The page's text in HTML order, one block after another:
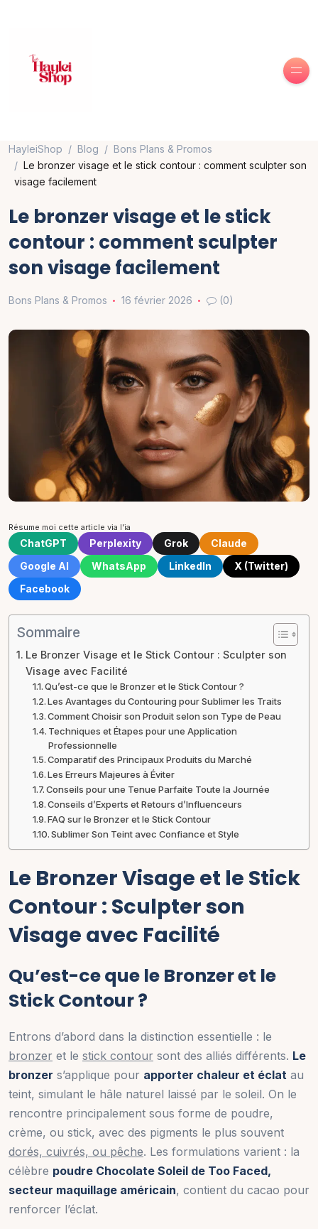
HayleiShop Blog
Bons Plans & Promos
Le bronzer visage et le stick contour : comment sculpter son
visage facilement
Le bronzer visage et le stick
contour : comment sculpter
son visage facilement
Bons Plans & Promos 16 février 2026 (0)
Résume moi cette article via l'ia
ChatGPT Perplexity Grok
Claude
Google AI
WhatsApp LinkedIn
X (Twitter)
Facebook
Sommaire
Le Bronzer Visage et le Stick Contour : Sculpter son
Visage avec Facilité
Qu’est-ce que le Bronzer et le Stick Contour ?
Les Avantages du Contouring pour Sublimer les Traits
Comment Choisir son Produit selon son Type de Peau
Techniques et Étapes pour une Application
Professionnelle
Comparatif des Principaux Produits du Marché
Les Erreurs Majeures à Éviter
Conseils pour une Tenue Parfaite Toute la Journée
Conseils d’Experts et Retours d’Influenceurs
FAQ sur le Bronzer et le Stick Contour
Sublimer Son Teint avec Confiance et Style
Le Bronzer Visage et le Stick
Contour : Sculpter son
Visage avec Facilité
Qu’est-ce que le Bronzer et le
Stick Contour ?
Entrons d’abord dans la distinction essentielle : le
bronzer et le stick contour sont des alliés différents. Le
bronzer s’applique pour apporter chaleur et éclat au
teint, simulant le hâle naturel laissé par le soleil. On le
rencontre principalement sous forme de poudre,
crème, ou stick, avec des pigments le plus souvent
dorés, cuivrés, ou pêche. Les formulations varient : la
célèbre poudre Chocolate Soleil de Too Faced,
secteur maquillage américain, contient du cacao pour
renforcer l’éclat.